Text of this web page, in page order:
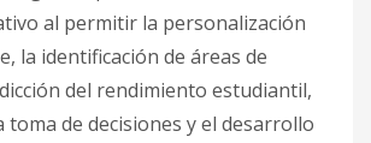
al permitir la personalización
la identificación de áreas de
del rendimiento estudiantil,
toma de decisiones y el desarrollo